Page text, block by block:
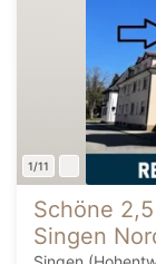
1/11
Schöne
Singen